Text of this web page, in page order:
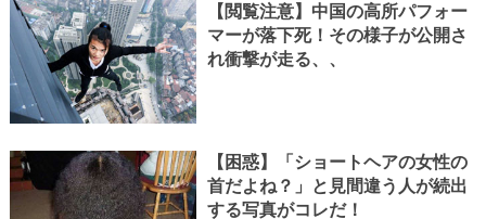
【閲覧注意】中国の高所パフォー
マーが落下死！その様子が公開さ
れ衝撃が走る、、
【困惑】「ショートヘアの女性の
首だよね？」と見間違う人が続出
する写真がコレだ！